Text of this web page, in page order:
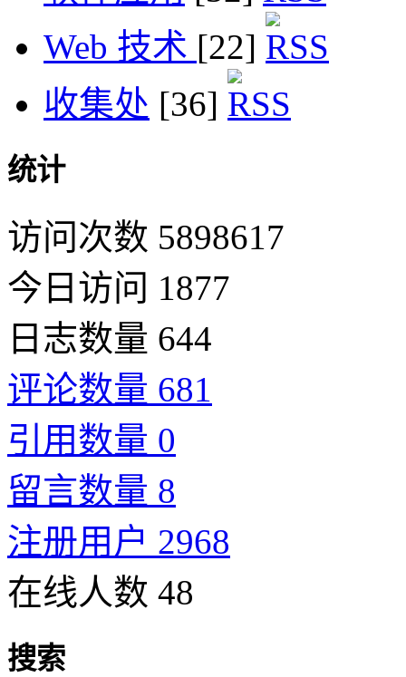
Web 技术 [22]
收集处 [36]
统计
访问次数 5898617
今日访问 1877
日志数量 644
评论数量 681
引用数量 0
留言数量 8
注册用户 2968
在线人数 48
搜索